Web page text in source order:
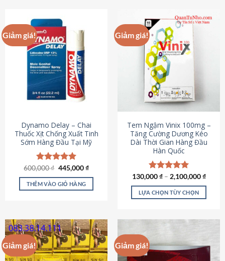
Giảm giá!
Dynamo Delay – Chai
Thuốc Xịt Chống Xuất Tinh
Sớm Hàng Đầu Tại Mỹ
Được xếp
hạng5.00
5 sao
600,000₫ Giá
là:
600,000 ₫.
445,000₫Giá
tại
THÊM VÀO GIỎ HÀNG
Giảm giá!
Tem Ngậm Vinix 100mg –
Tăng Cường Dương Kéo
Dài Thời Gian Hàng Đầu
Hàn Quốc
Được xếp
hạng5.00
5 sao
130,000₫– 2,100,000₫
LỰA CHỌN TÙY CHỌN
nhiều
biến
Giảm giá! Giảm giá!